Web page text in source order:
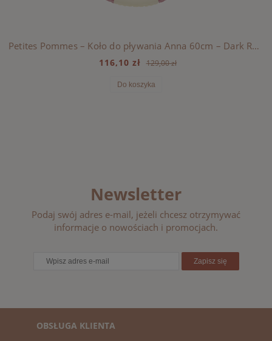
Petites Pommes – Koło do pływania Anna 60cm – Dark Rose
116,10 zł 129,00 zł
Do koszyka
Newsletter
Podaj swój adres e-mail, jeżeli chcesz otrzymywać
informacje o nowościach i promocjach.
Zapisz się
OBSŁUGA KLIENTA